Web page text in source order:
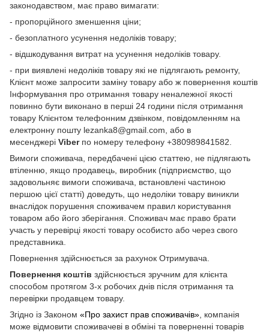
законодавством, має право вимагати:
- пропорційного зменшення ціни;
- безоплатного усунення недоліків товару;
- відшкодування витрат на усунення недоліків товару.
- при виявлені недоліків товару які не підлягають ремонту,
Клієнт може запросити заміну товару або ж повернення коштів
Інформування про отримання товару неналежної якості
повинно бути виконано в перші 24 години після отримання
товару Клієнтом телефонним дзвінком, повідомленням на
електронну пошту lezanka8@gmail.com, або в
месенджері Viberпо номеру телефону +380989841582.
Вимоги споживача, передбачені цією статтею, не підлягають
втіленню, якщо продавець, виробник (підприємство, що
задовольняє вимоги споживача, встановлені частиною
першою цієї статті) доведуть, що недоліки товару виникли
внаслідок порушення споживачем правил користування
товаром або його зберігання. Споживач має право брати
участь у перевірці якості товару особисто або через свого
представника.
Повернення здійснюється за рахунок Отримувача.
Повернення коштів здійснюється зручним для клієнта
способом протягом 3-х робочих днів після отримання та
перевірки продавцем товару.
Згідно із Законом «Про захист прав споживачів», компанія
може відмовити споживачеві в обміні та поверненні товарів